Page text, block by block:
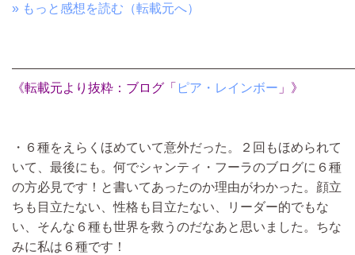
» もっと感想を読む（転載元へ）
《転載元より抜粋：ブログ「 ピア・レインボー 」》
・６種をえらくほめていて意外だった。２回もほめられて
いて、最後にも。何でシャンティ・フーラのブログに６種
の方必見です！と書いてあったのか理由がわかった。顔立
ちも目立たない、性格も目立たない、リーダー的でもな
い、そんな６種も世界を救うのだなあと思いました。ちな
みに私は６種です！